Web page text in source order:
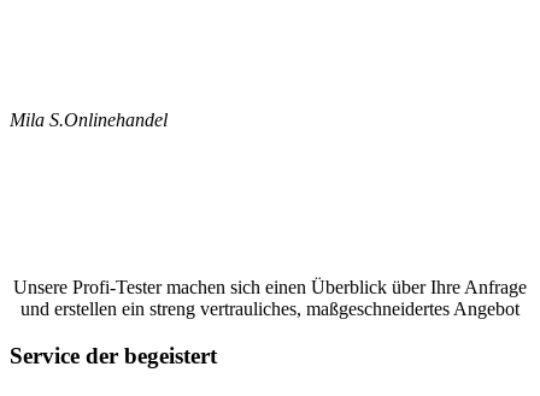
Mila S.Onlinehandel
Unsere Profi-Tester machen sich einen Überblick über Ihre Anfrage
und erstellen ein streng vertrauliches, maßgeschneidertes Angebot
Service der begeistert